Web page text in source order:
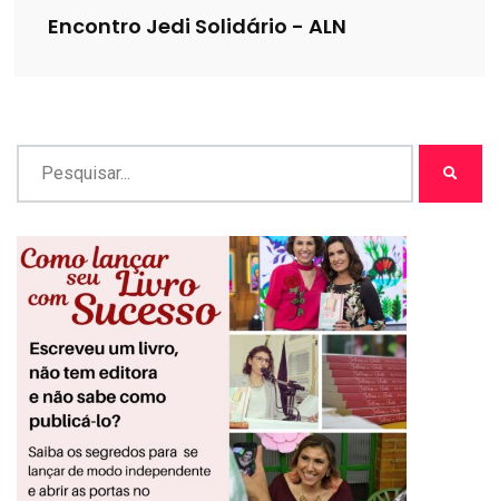
Encontro Jedi Solidário - ALN